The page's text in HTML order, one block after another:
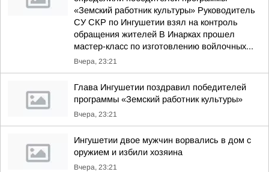
«Земский работник культуры» Руководитель
СУ СКР по Ингушетии взял на контроль
обращения жителей В Инарках прошел
мастер-класс по изготовлению войлочных...
Вчера, 23:21
Глава Ингушетии поздравил победителей
программы «Земский работник культуры»
Вчера, 23:21
Ингушетии двое мужчин ворвались в дом с
оружием и избили хозяина
Вчера, 23:21